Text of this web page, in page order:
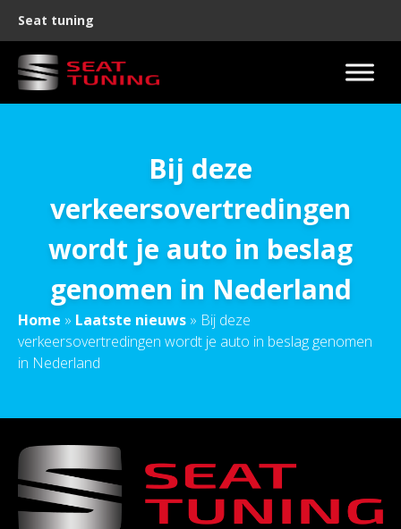
Seat tuning
Bij deze
verkeersovertredingen
wordt je auto in beslag
genomen in Nederland
Home » Laatste nieuws » Bij deze
verkeersovertredingen wordt je auto in beslag genomen
in Nederland